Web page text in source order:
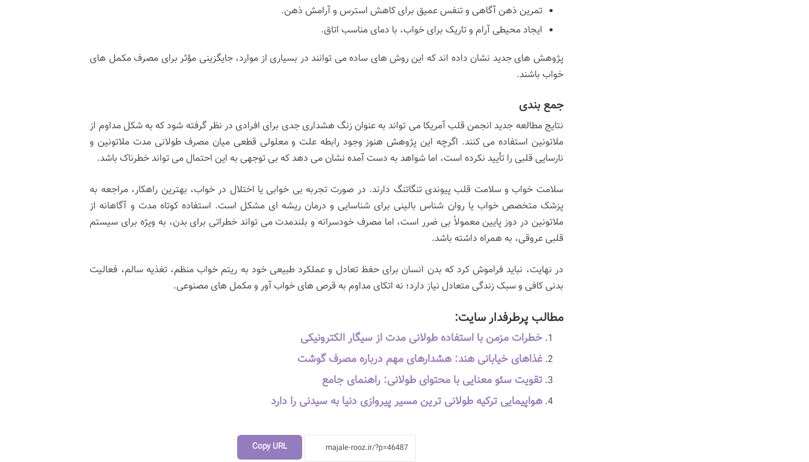
تمرین ذهن آگاهی و تنفس عمیق برای کاهش استرس و آرامش ذهن.
ایجاد محیطی آرام و تاریک برای خواب، با دمای مناسب اتاق.
پژوهش های جدید نشان داده اند که این روش های ساده می توانند در بسیاری از موارد، جایگزینی مؤثر برای مصرف مکمل های
خواب باشند.
جمع بندی
نتایج مطالعه جدید انجمن قلب آمریکا می تواند به عنوان زنگ هشداری جدی برای افرادی در نظر گرفته شود که به شکل مداوم از
ملاتونین استفاده می کنند. اگرچه این پژوهش هنوز وجود رابطه علت و معلولی قطعی میان مصرف طولانی مدت ملاتونین و
نارسایی قلبی را تأیید نکرده است، اما شواهد به دست آمده نشان می دهد که بی توجهی به این احتمال می تواند خطرناک باشد.
سلامت خواب و سلامت قلب پیوندی تنگاتنگ دارند. در صورت تجربه بی خوابی یا اختلال در خواب، بهترین راهکار، مراجعه به
پزشک متخصص خواب یا روان شناس بالینی برای شناسایی و درمان ریشه ای مشکل است. استفاده کوتاه مدت و آگاهانه از
ملاتونین در دوز پایین معمولاً بی ضرر است، اما مصرف خودسرانه و بلندمدت می تواند خطراتی برای بدن، به ویژه برای سیستم
قلبی عروقی، به همراه داشته باشد.
در نهایت، نباید فراموش کرد که بدن انسان برای حفظ تعادل و عملکرد طبیعی خود به ریتم خواب منظم، تغذیه سالم، فعالیت
بدنی کافی و سبک زندگی متعادل نیاز دارد؛ نه اتکای مداوم به قرص های خواب آور و مکمل های مصنوعی.
مطالب پرطرفدار سایت:
خطرات مزمن با استفاده طولانی مدت از سیگار الکترونیکی
غذاهای خیابانی هند: هشدارهای مهم درباره مصرف گوشت
تقویت سئو معنایی با محتوای طولانی: راهنمای جامع
هواپیمایی ترکیه طولانی ترین مسیر پیروازی دنیا به سیدنی را دارد
Copy URL